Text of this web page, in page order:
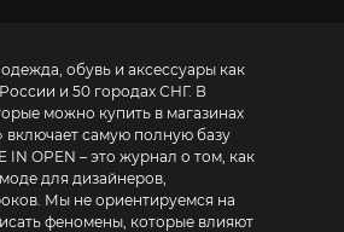
обувь и аксессуары как
и 50 городах СНГ. В
можно купить в магазинах
включает самую полную базу
. Мы не ориентируемся на
феномены, которые влияют